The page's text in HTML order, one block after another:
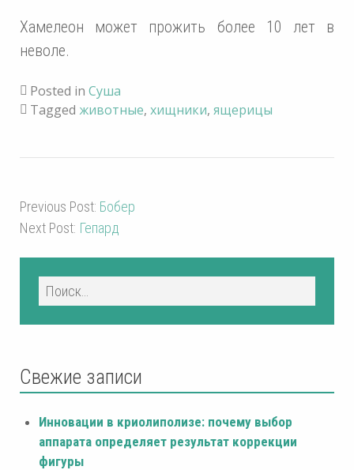
Хамелеон может прожить более 10 лет в
неволе.
Posted in Суша
Tagged животные, хищники, ящерицы
Previous Post: Бобер
Next Post: Гепард
Свежие записи
Инновации в криолиполизе: почему выбор
аппарата определяет результат коррекции
фигуры